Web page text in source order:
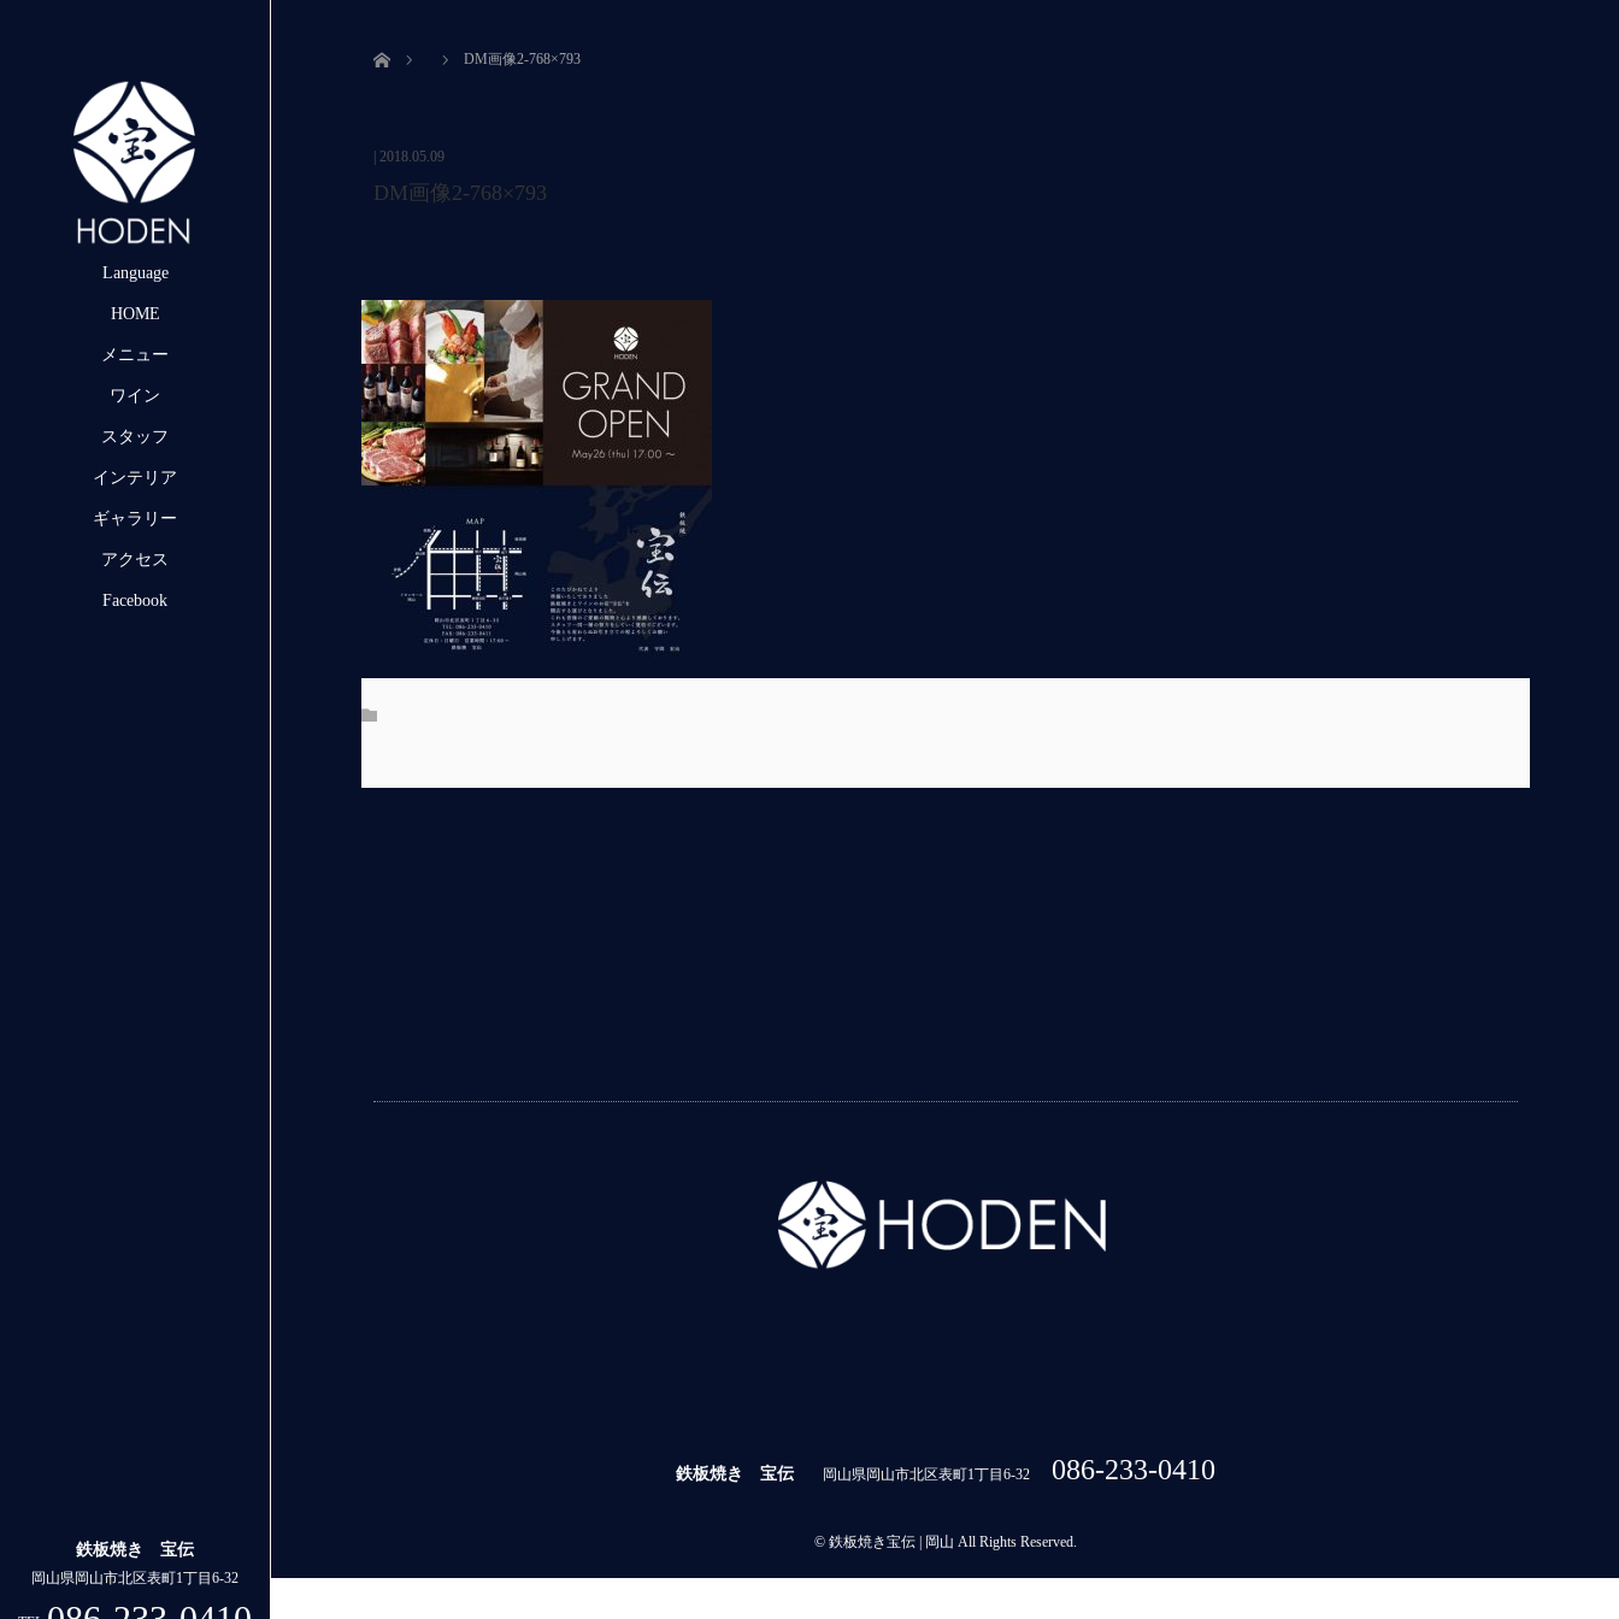
Language
HOME
メニュー
ワイン
スタッフ
インテリア
ギャラリー
アクセス
Facebook
鉄板焼き 宝伝
岡山県岡山市北区表町1丁目6-32
ホーム DM画像2-768×793
2018.05.09
DM画像2-768×793
鉄板焼き 宝伝 岡山県岡山市北区表町1丁目6-32 086-233-0410
© 鉄板焼き宝伝 | 岡山 All Rights Reserved.